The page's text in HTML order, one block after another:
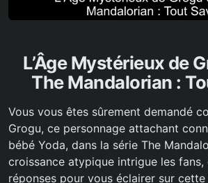
L’Âge Mystérieux de
The Mandalorian :
Vous vous êtes sûrement demandé
Grogu, ce personnage attachant
bébé Yoda, dans la série The
croissance atypique intrigue les fans,
réponses pour vous éclairer sur